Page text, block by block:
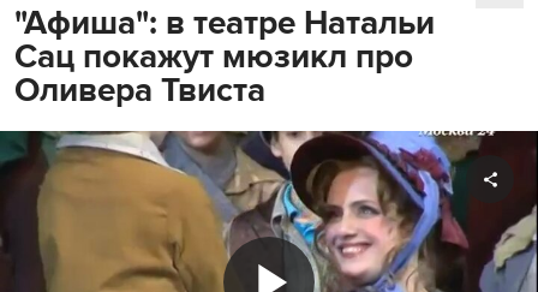
"Афиша": в театре Натальи
Сац покажут мюзикл про
Оливера Твиста